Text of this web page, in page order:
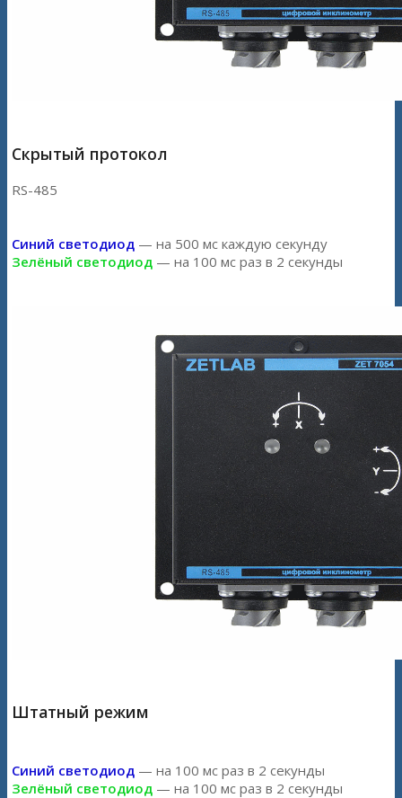
Скрытый протокол
RS-485
Синий светодиод — на 500 мс каждую секунду
Зелёный светодиод — на 100 мс раз в 2 секунды
Штатный режим
Синий светодиод — на 100 мс раз в 2 секунды
Зелёный светодиод — на 100 мс раз в 2 секунды